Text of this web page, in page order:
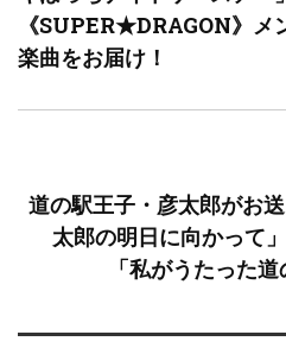
《SUPER★DRAGON》メ
楽曲をお届け！
道の駅王子・彦太郎がお
太郎の明日に向かって
「私がうたった